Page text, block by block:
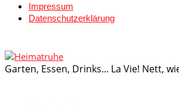
Impressum
Datenschutzerklärung
Garten, Essen, Drinks... La Vie! Nett,